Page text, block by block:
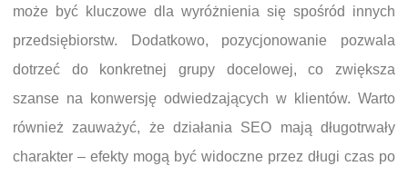
może być kluczowe dla wyróżnienia się spośród innych
przedsiębiorstw. Dodatkowo, pozycjonowanie pozwala
dotrzeć do konkretnej grupy docelowej, co zwiększa
szanse na konwersję odwiedzających w klientów. Warto
również zauważyć, że działania SEO mają długotrwały
charakter – efekty mogą być widoczne przez długi czas po